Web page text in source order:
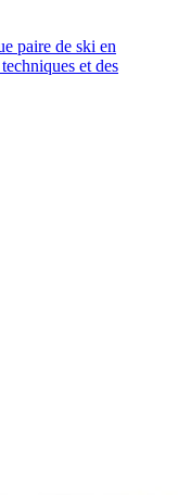
paire de ski en
et des